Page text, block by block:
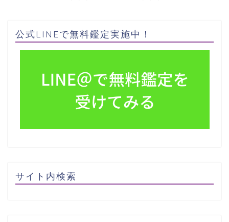
公式LINEで無料鑑定実施中！
サイト内検索